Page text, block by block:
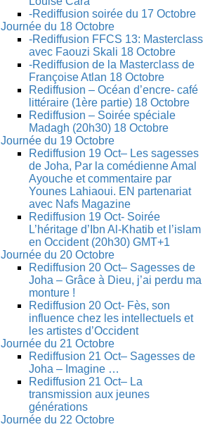
-Rediffusion soirée du 17 Octobre
Journée du 18 Octobre
-Rediffusion FFCS 13: Masterclass
avec Faouzi Skali 18 Octobre
-Rediffusion de la Masterclass de
Françoise Atlan 18 Octobre
Rediffusion – Océan d’encre- café
littéraire (1ère partie) 18 Octobre
Rediffusion – Soirée spéciale
Madagh (20h30) 18 Octobre
Journée du 19 Octobre
Rediffusion 19 Oct– Les sagesses
de Joha, Par la comédienne Amal
Ayouche et commentaire par
Younes Lahiaoui. EN partenariat
avec Nafs Magazine
Rediffusion 19 Oct- Soirée
L’héritage d’Ibn Al-Khatib et l’islam
en Occident (20h30) GMT+1
Journée du 20 Octobre
Rediffusion 20 Oct– Sagesses de
Joha – Grâce à Dieu, j’ai perdu ma
monture !
Rediffusion 20 Oct- Fès, son
influence chez les intellectuels et
les artistes d’Occident
Journée du 21 Octobre
Rediffusion 21 Oct– Sagesses de
Joha – Imagine …
Rediffusion 21 Oct– La
transmission aux jeunes
générations
Journée du 22 Octobre